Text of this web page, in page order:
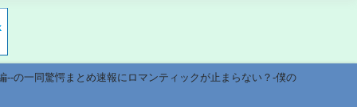
の一同驚愕まとめ速報にロマンティックが止まらない？-僕の